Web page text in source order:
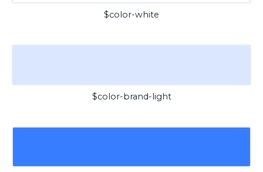
$color-white
$color-brand-light